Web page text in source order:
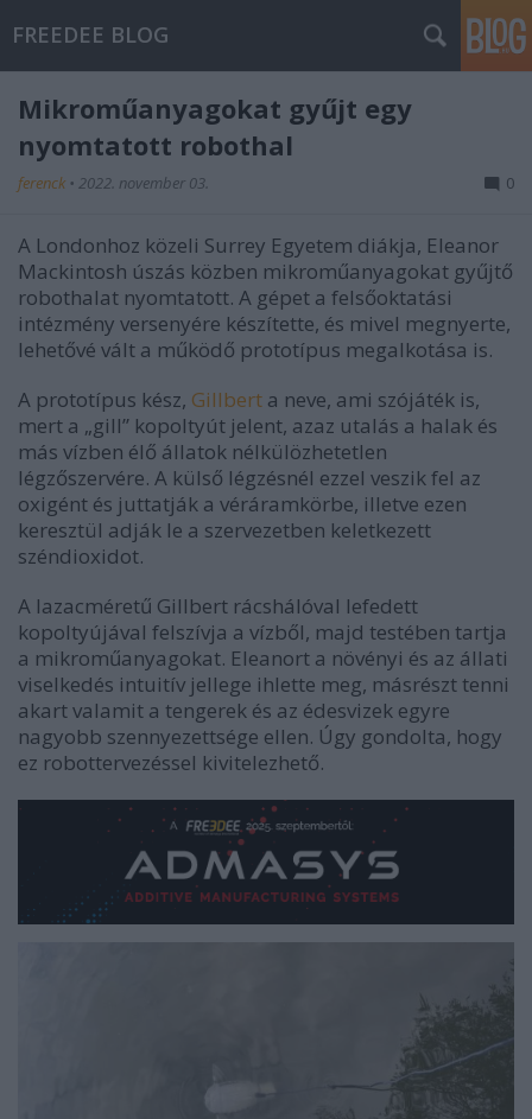
FREEDEE BLOG
Mikroműanyagokat gyűjt egy
nyomtatott robothal
ferenck • 2022. november 03. 0
A Londonhoz közeli Surrey Egyetem diákja, Eleanor
Mackintosh úszás közben mikroműanyagokat gyűjtő
robothalat nyomtatott. A gépet a felsőoktatási
intézmény versenyére készítette, és mivel megnyerte,
lehetővé vált a működő prototípus megalkotása is.
A prototípus kész, Gillbert a neve, ami szójáték is,
mert a „gill” kopoltyút jelent, azaz utalás a halak és
más vízben élő állatok nélkülözhetetlen
légzőszervére. A külső légzésnél ezzel veszik fel az
oxigént és juttatják a véráramkörbe, illetve ezen
keresztül adják le a szervezetben keletkezett
széndioxidot.
A lazacméretű Gillbert rácshálóval lefedett
kopoltyújával felszívja a vízből, majd testében tartja
a mikroműanyagokat. Eleanort a növényi és az állati
viselkedés intuitív jellege ihlette meg, másrészt tenni
akart valamit a tengerek és az édesvizek egyre
nagyobb szennyezettsége ellen. Úgy gondolta, hogy
ez robottervezéssel kivitelezhető.